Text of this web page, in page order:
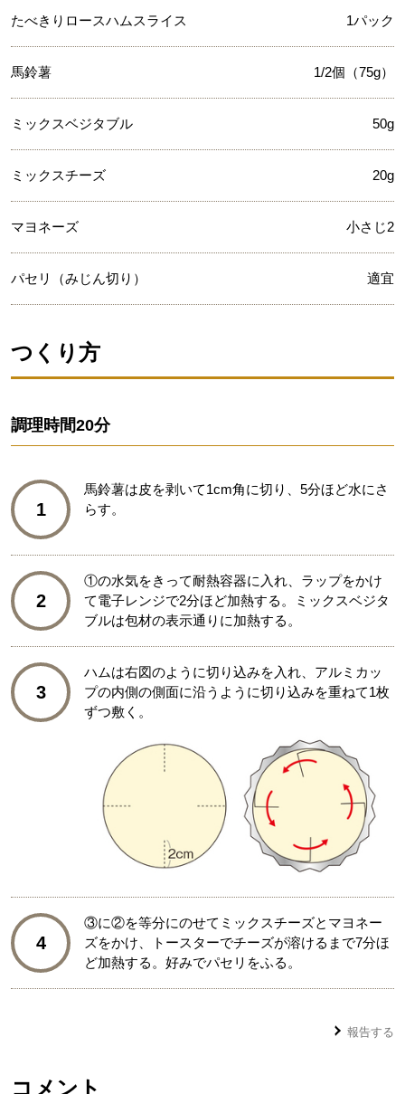
たべきりロースハムスライス 1パック
馬鈴薯 1/2個（75g）
ミックスベジタブル 50g
ミックスチーズ 20g
マヨネーズ 小さじ2
パセリ（みじん切り） 適宜
つくり方
調理時間20分
1
馬鈴薯は皮を剥いて1cm角に切り、5分ほど水にさ
らす。
2
①の水気をきって耐熱容器に入れ、ラップをかけ
て電子レンジで2分ほど加熱する。ミックスベジタ
ブルは包材の表示通りに加熱する。
3
ハムは右図のように切り込みを入れ、アルミカッ
プの内側の側面に沿うように切り込みを重ねて1枚
ずつ敷く。
4
③に②を等分にのせてミックスチーズとマヨネー
ズをかけ、トースターでチーズが溶けるまで7分ほ
ど加熱する。好みでパセリをふる。
報告する
コメント